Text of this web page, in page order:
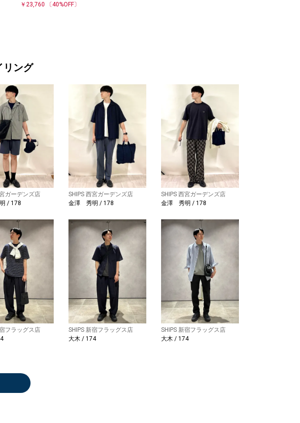
￥23,760
〔40%OFF〕
リング
ガーデンズ店
/ 178
SHIPS 西宮ガーデンズ店
金澤 秀明 / 178
SHIPS 西宮ガーデンズ店
金澤 秀明 / 178
フラッグス店
SHIPS 新宿フラッグス店
大木 / 174
SHIPS 新宿フラッグス店
大木 / 174